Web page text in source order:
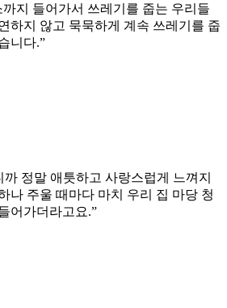
지 들어가서 쓰레기를 줍는 우리들
하지 않고 묵묵하게 계속 쓰레기를 줍
니다.”
정말 애틋하고 사랑스럽게 느껴지
나 주울 때마다 마치 우리 집 마당 청
어가더라고요.”